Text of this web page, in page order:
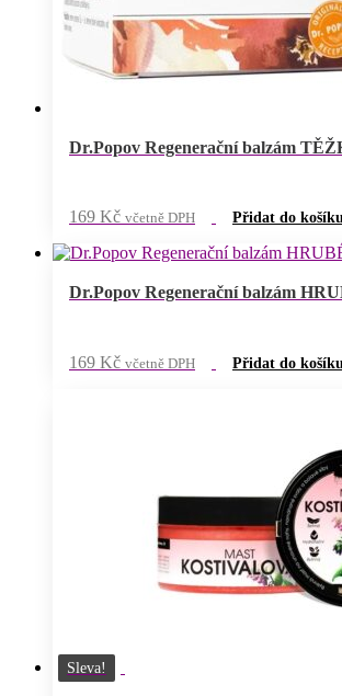
Dr.Popov Regenerační balzám
169 Kč včetně DPH Přidat do
Dr.Popov Regenerační balzám
169 Kč včetně DPH Přidat do košíku
Sleva!